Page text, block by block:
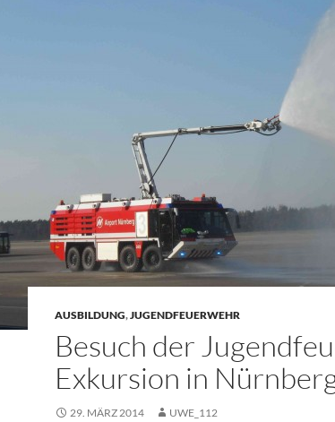
AUSBILDUNG,JUGENDFEUERWEHR
Besuch der
Exkursion in
29. MÄRZ 2014 UWE_112